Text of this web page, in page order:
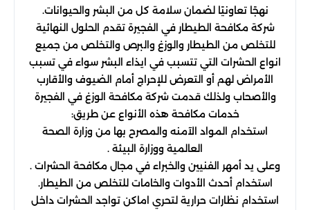
نهجًا تعاونيًا لضمان سلامة كل من البشر والحيوانات.
شركة مكافحة الطيطار في الفجيرة تقدم الحلول النهائية
للتخلص من الطيطار والوزغ والبرص والتخلص من جميع
انواع الحشرات التي تتسبب في ايذاء البشر سواء في تسبب
الأمراض لهم أو التعرض للإحراج أمام الضيوف والأقارب
والأصحاب ولذلك قدمت شركة مكافحة الوزغ في الفجيرة
خدمات مكافحة هذه الأنواع عن طريق:
استخدام المواد الآمنه والمصرح بها من وزارة الصحة
العالمية ووزارة البيئة .
وعلى يد أمهر الفنيين والخبراء في مجال مكافحة الحشرات .
استخدام أحدث الأدوات والخامات للتخلص من الطيطار.
استخدام نظارات حرارية لتحري اماكن تواجد الحشرات داخل